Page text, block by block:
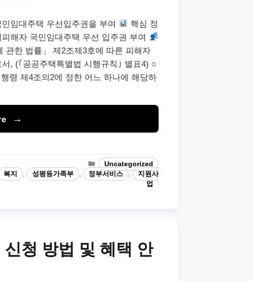
임대주택 우선입주권을 부여
핵심 정
해자 국민임대주택 우선 입주권 부여
관한 법률」 제2조제3호에 따른 피해자
, (｢공공주택특별법 시행규칙｣ 별표4) ○
령 제4조의2에 정한 어느 하나에 해당하
Categories
Uncategorized
복지 성평등가족부 정부서비스
지원사
업
청 방법 및 혜택 안